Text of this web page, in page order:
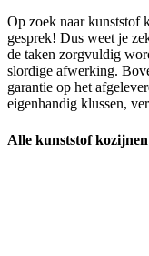
Op zoek naar kunststof
gesprek! Dus weet je
de taken zorgvuldig
slordige afwerking.
garantie op het
eigenhandig klussen,
Alle kunststof